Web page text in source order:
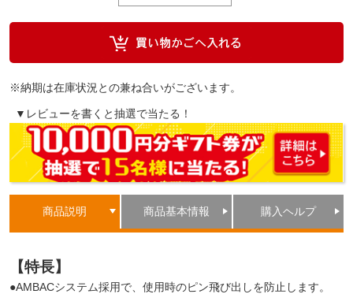
※納期は在庫状況との兼ね合いがございます。
▼レビューを書くと抽選で当たる！
商品説明 商品基本情報 購入ヘルプ
【特長】
●AMBACシステム採用で、使用時のピン飛び出しを防止します。